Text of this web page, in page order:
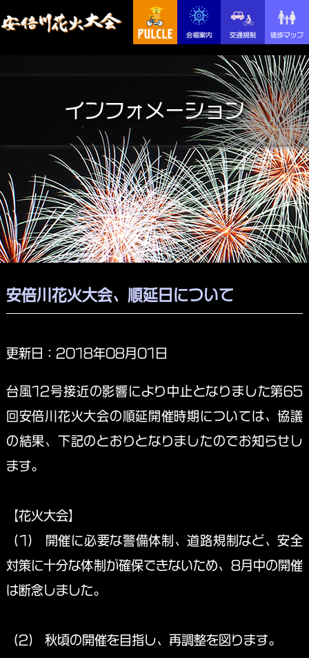
インフォメーション
安倍川花火大会、順延日について
更新日：2018年08月01日
台風12号接近の影響により中止となりました第65
回安倍川花火大会の順延開催時期については、協議
の結果、下記のとおりとなりましたのでお知らせし
ます。
【花火大会】
（1） 開催に必要な警備体制、道路規制など、安全
対策に十分な体制が確保できないため、8月中の開催
は断念しました。
（2） 秋頃の開催を目指し、再調整を図ります。